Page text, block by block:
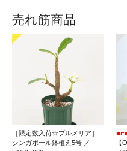
売れ筋商品
［限定数入荷☆プルメリア］
シンガポール鉢植え5号 ／
【